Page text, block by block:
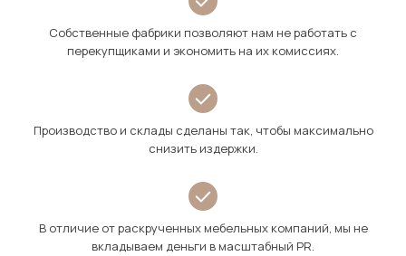
Собственные фабрики позволяют нам не работать с
перекупщиками и экономить на их комиссиях.
Производство и склады сделаны так, чтобы максимально
снизить издержки.
В отличие от раскрученных мебельных компаний, мы не
вкладываем деньги в масштабный PR.